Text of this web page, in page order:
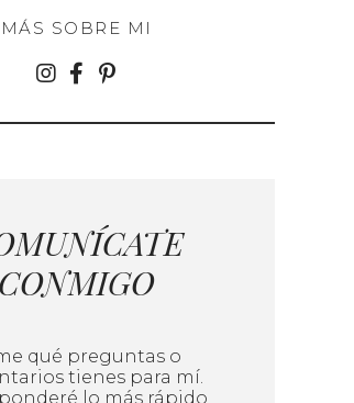
MÁS SOBRE MI
CONMIGO
qué preguntas o
tienes para mí.
lo más rápido